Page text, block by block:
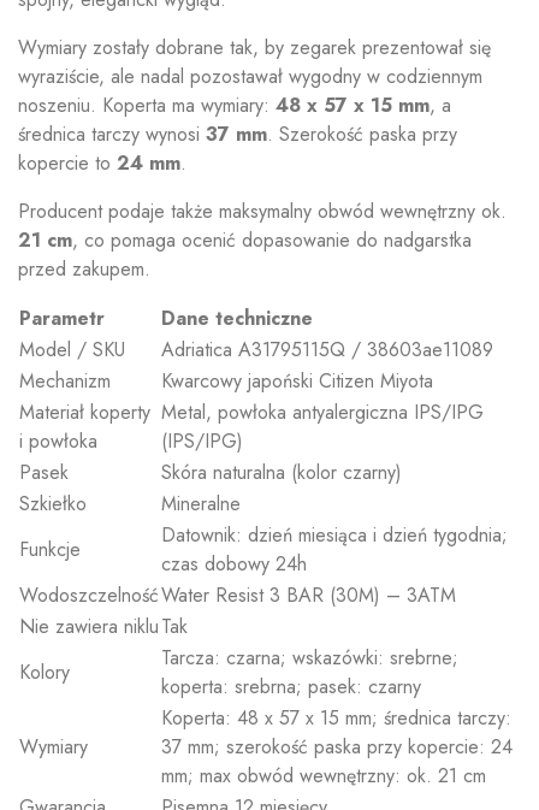
Wymiary zostały dobrane tak, by zegarek prezentował się
wyraziście, ale nadal pozostawał wygodny w codziennym
noszeniu. Koperta ma wymiary: 48 x 57 x 15 mm, a
średnica tarczy wynosi 37 mm. Szerokość paska przy
kopercie to 24 mm.
Producent podaje także maksymalny obwód wewnętrzny ok.
21 cm, co pomaga ocenić dopasowanie do nadgarstka
przed zakupem.
Parametr
Dane techniczne
Model / SKU
Adriatica A31795115Q / 38603ae11089
Mechanizm
Kwarcowy japoński Citizen Miyota
Materiał koperty
i powłoka
Metal, powłoka antyalergiczna IPS/IPG
(IPS/IPG)
Pasek
Skóra naturalna (kolor czarny)
Szkiełko
Mineralne
Funkcje
Datownik: dzień miesiąca i dzień tygodnia;
czas dobowy 24h
WodoszczelnośćWater Resist 3 BAR (30M) – 3ATM
Nie zawiera nikluTak
Kolory
Tarcza: czarna; wskazówki: srebrne;
koperta: srebrna; pasek: czarny
Wymiary
Koperta: 48 x 57 x 15 mm; średnica tarczy:
37 mm; szerokość paska przy kopercie: 24
mm; max obwód wewnętrzny: ok. 21 cm